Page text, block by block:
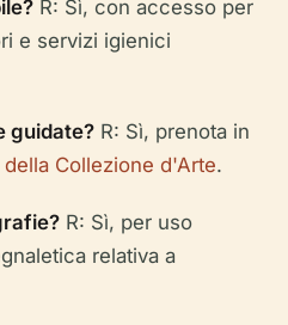
R: Sì, con accesso per
e servizi igienici
guidate? R: Sì, prenota in
Collezione d'Arte.
R: Sì, per uso
relativa a